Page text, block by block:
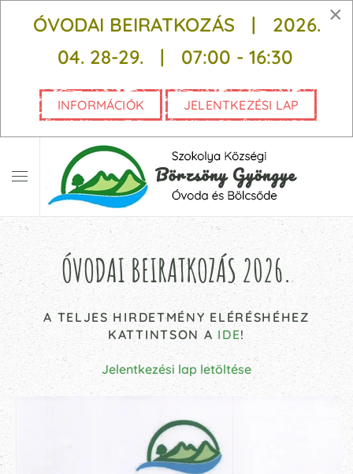
×
ÓVODAI BEIRATKOZÁS | 2026.
04. 28-29. | 07:00 - 16:30
INFORMÁCIÓK JELENTKEZÉSI LAP
Fő tartalom átugrása
ÓVODAI BEIRATKOZÁS 2026.
A TELJES HIRDETMÉNY ELÉRÉSHÉHEZ
KATTINTSON AIDE!
Jelentkezési lap letöltése